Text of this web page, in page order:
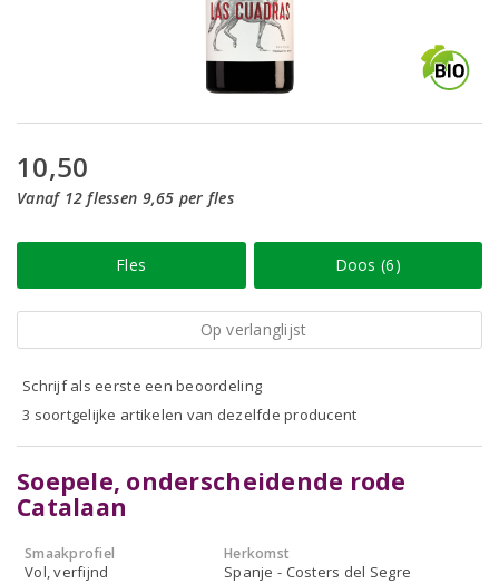
10,50
Vanaf 12 flessen 9,65 per fles
Fles Doos (6)
Op verlanglijst
Schrijf als eerste een beoordeling
3 soortgelijke artikelen van dezelfde producent
Soepele, onderscheidende rode
Catalaan
Smaakprofiel
Vol, verfijnd
Herkomst
Spanje - Costers del Segre